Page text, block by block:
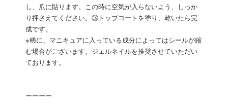
し、爪に貼ります。この時に空気が入らないよう、しっか
り押さえてください。③トップコートを塗り、乾いたら完
成です。
※稀に、マニキュアに入っている成分によってはシールが縮
む場合がございます。ジェルネイルを推奨させていただい
ております。
ーーーー